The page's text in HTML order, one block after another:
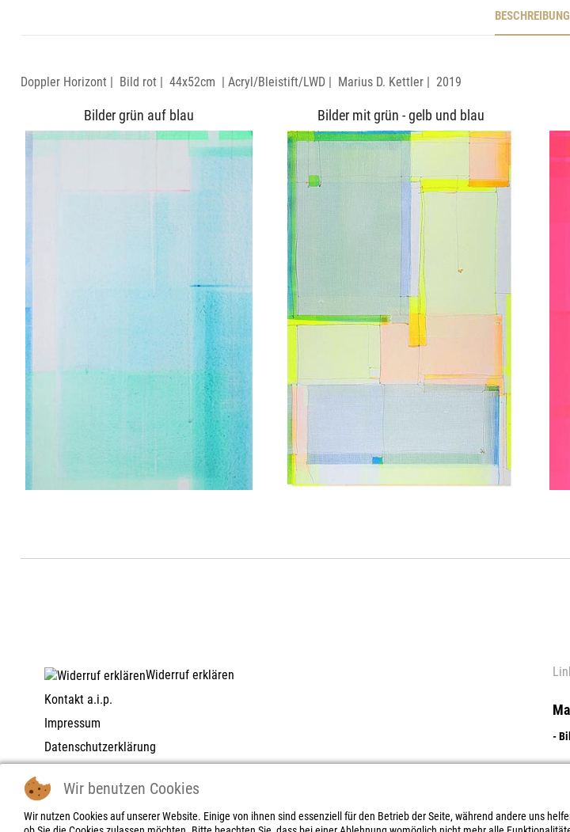
BESCHREIBUNG
Doppler Horizont | Bild rot | 44x52cm | Acryl/Bleistift/LWD | Marius D. Kettler | 2019
Bilder grün auf blau Bilder mit grün - gelb und blau
Widerruf erklären
Kontakt a.i.p.
Impressum
Datenschutzerklärung
Widerrufsbelehrung | -formular
-
Wir benutzen Cookies
Wir nutzen Cookies auf unserer Website. Einige von ihnen sind essenziell für den Betrieb der Seite, während andere uns